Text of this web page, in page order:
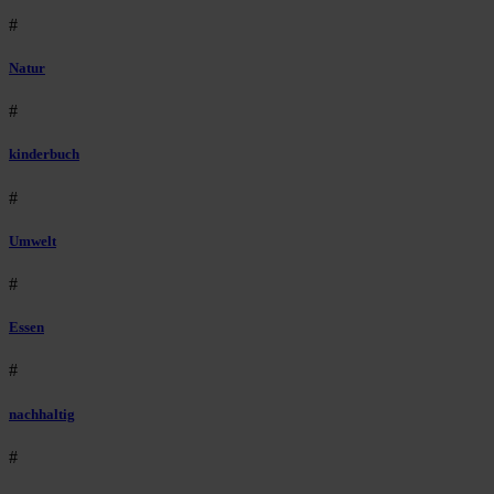
#
Natur
#
kinderbuch
#
Umwelt
#
Essen
#
nachhaltig
#